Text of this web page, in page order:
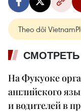
Theo dõi
На Фукуоке
английского
и водителей в